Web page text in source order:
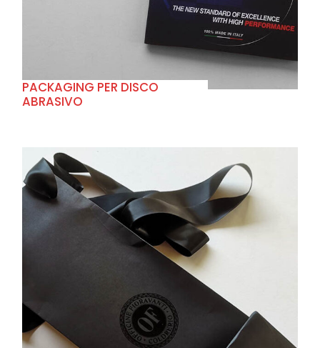
PACKAGING PER DISCO
ABRASIVO